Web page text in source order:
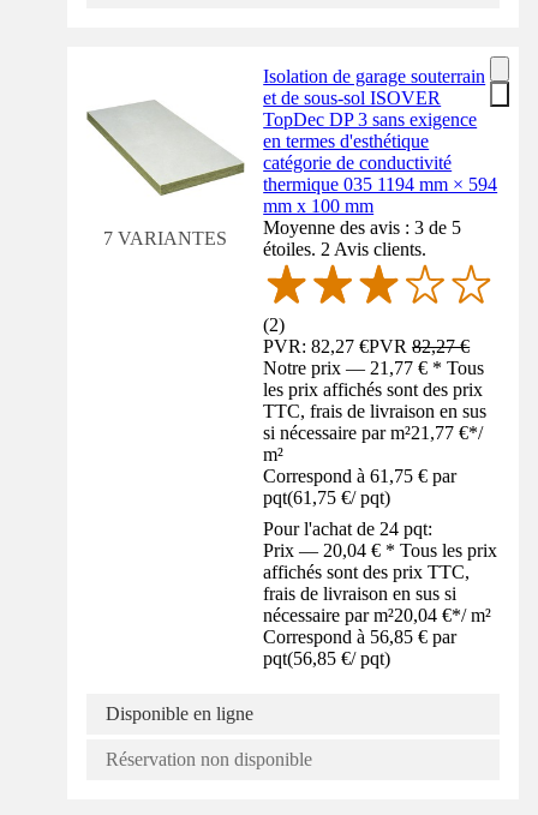
7 VARIANTES
Isolation de garage souterrain
et de sous-sol ISOVER
TopDec DP 3 sans exigence
en termes d'esthétique
catégorie de conductivité
thermique 035 1194 mm × 594
mm x 100 mm
Moyenne des avis : 3 de 5
étoiles. 2 Avis clients.
(2)
PVR: 82,27 €PVR82,27 €
Notre prix — 21,77 € * Tous
les prix affichés sont des prix
TTC, frais de livraison en sus
si nécessaire par m²21,77 €*/
m²
Correspond à 61,75 € par
pqt(61,75 €/ pqt)
Pour l'achat de 24 pqt:
Prix — 20,04 € * Tous les prix
affichés sont des prix TTC,
frais de livraison en sus si
nécessaire par m²20,04 €*/ m²
Correspond à 56,85 € par
pqt(56,85 €/ pqt)
Disponible en ligne
Réservation non disponible